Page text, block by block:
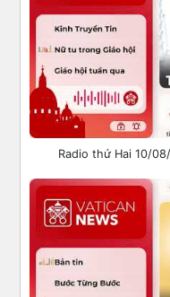
Radio thứ Hai 10/